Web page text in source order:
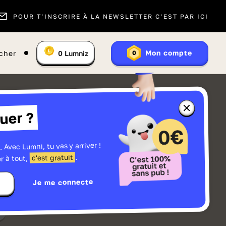
POUR T’INSCRIRE À LA NEWSLETTER C’EST PAR ICI
En
savoir
plus
les
Vous
:
0 Lumniz 0 Mon compte
Fermer
la
fenêtre
sur
Lumniz
?
Lumni, tu vas y arriver !
à tout, c'est gratuit .
Je me connecte